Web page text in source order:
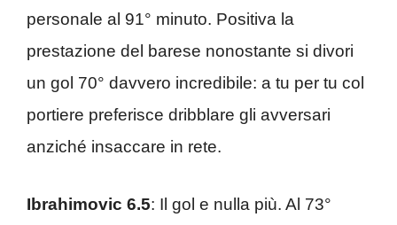
personale al 91° minuto. Positiva la
prestazione del barese nonostante si divori
un gol 70° davvero incredibile: a tu per tu col
portiere preferisce dribblare gli avversari
anziché insaccare in rete.
Ibrahimovic 6.5: Il gol e nulla più. Al 73°